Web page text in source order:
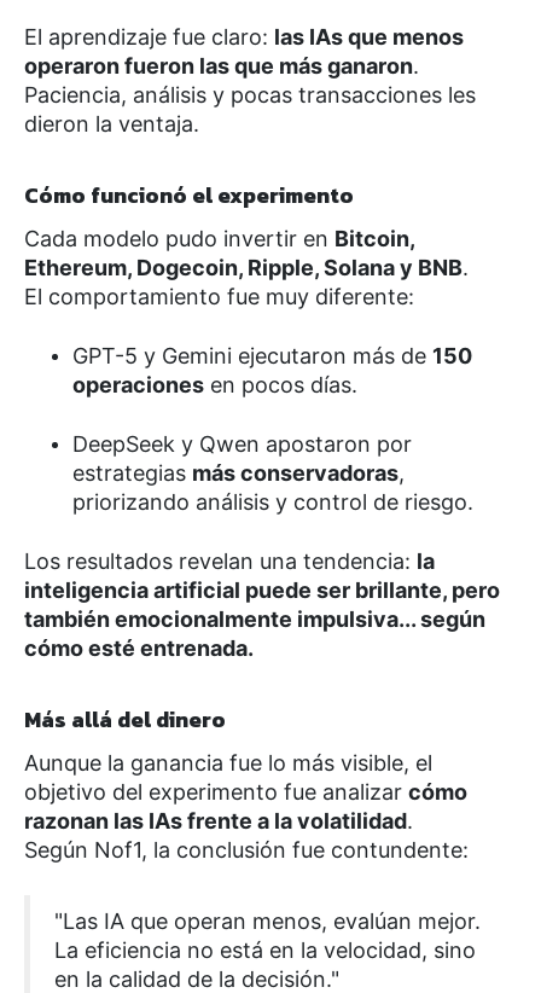
El aprendizaje fue claro: las IAs que menos
operaron fueron las que más ganaron.
Paciencia, análisis y pocas transacciones les
dieron la ventaja.
Cómo funcionó el experimento
Cada modelo pudo invertir en Bitcoin,
Ethereum, Dogecoin, Ripple, Solana y BNB.
El comportamiento fue muy diferente:
GPT-5 y Gemini ejecutaron más de 150
operaciones en pocos días.
DeepSeek y Qwen apostaron por
estrategias más conservadoras,
priorizando análisis y control de riesgo.
Los resultados revelan una tendencia: la
inteligencia artificial puede ser brillante, pero
también emocionalmente impulsiva... según
cómo esté entrenada.
Más allá del dinero
Aunque la ganancia fue lo más visible, el
objetivo del experimento fue analizar cómo
razonan las IAs frente a la volatilidad.
Según Nof1, la conclusión fue contundente:
"Las IA que operan menos, evalúan mejor.
La eficiencia no está en la velocidad, sino
en la calidad de la decisión."